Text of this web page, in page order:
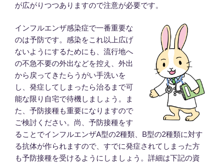
が広がりつつありますので注意が必要です。
インフルエンザ感染症で一番重要な
のは予防です。感染をこれ以上広げ
ないようにするためにも、流行地へ
の不急不要の外出などを控え、外出
から戻ってきたらうがい手洗いを
し、発症してしまったら治るまで可
能な限り自宅で待機しましょう。ま
た、予防接種も重要になりますので
ご検討ください。尚、予防接種をす
ることでインフルエンザA型の2種類、B型の2種類に対す
る抗体が作られますので、すでに発症されてしまった方
も予防接種を受けるようにしましょう。詳細は下記の資